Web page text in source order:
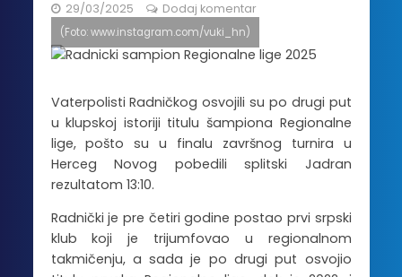
29/03/2025 Dodaj komentar
(Foto: www.instagram.com/vuki_hn)
Vaterpolisti Radničkog osvojili su po drugi put
u klupskoj istoriji titulu šampiona Regionalne
lige, pošto su u finalu završnog turnira u
Herceg Novog pobedili splitski Jadran
rezultatom 13:10.
Radnički je pre četiri godine postao prvi srpski
klub koji je trijumfovao u regionalnom
takmičenju, a sada je po drugi put osvojio